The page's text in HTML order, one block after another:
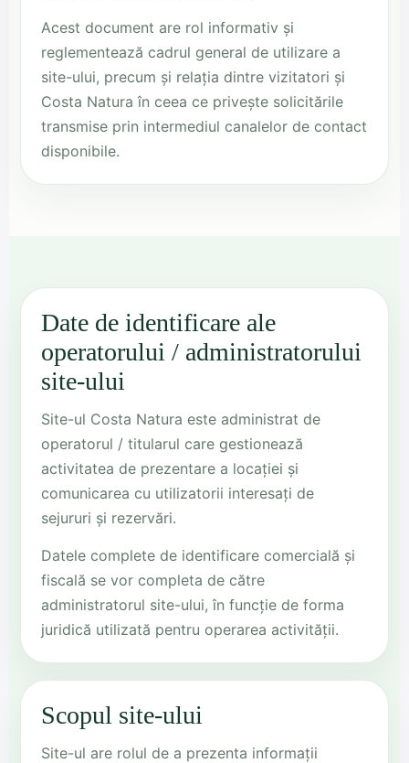
Acest document are rol informativ și
reglementează cadrul general de utilizare a
site-ului, precum și relația dintre vizitatori și
Costa Natura în ceea ce privește solicitările
transmise prin intermediul canalelor de contact
disponibile.
Date de identificare ale
operatorului / administratorului
site-ului
Site-ul Costa Natura este administrat de
operatorul / titularul care gestionează
activitatea de prezentare a locației și
comunicarea cu utilizatorii interesați de
sejururi și rezervări.
Datele complete de identificare comercială și
fiscală se vor completa de către
administratorul site-ului, în funcție de forma
juridică utilizată pentru operarea activității.
Scopul site-ului
Site-ul are rolul de a prezenta informații